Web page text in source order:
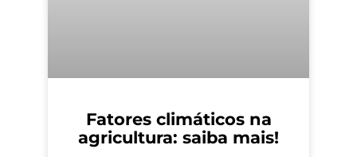
Fatores climáticos na
agricultura: saiba mais!